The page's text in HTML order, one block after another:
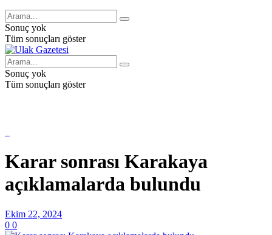
Sonuç yok
Tüm sonuçları göster
Sonuç yok
Tüm sonuçları göster
Karar sonrası Karakaya
açıklamalarda bulundu
Ekim 22, 2024
0 0